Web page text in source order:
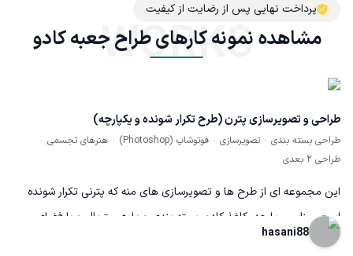
پرداخت نهایی پس از رضایت از کیفیت
مشاهده نمونه کارهای طراح جعبه کادو
WORKS
طراحی و تصویرسازی پترن (طرح تکرار شونده و یکپارچه)
طراحی بسته بندی تصویرسازی فوتوشاپ (Photoshop)
هنرهای تجسمی
طراحی ۲ بعدی
این مجموعه ای از طرح ها و تصویرسازی های منه که پترنی تکرار شونده
است. مناسب پارچه، کاغذ کادو، بسته بندی و یا هر متریال و با فضای
دیگه ای که نیاز به طرح پترن داره. طرح های من بیشتر مناسب کودک و
hasani88